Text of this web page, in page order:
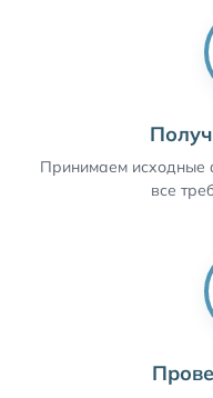
Принимаем исходные
все